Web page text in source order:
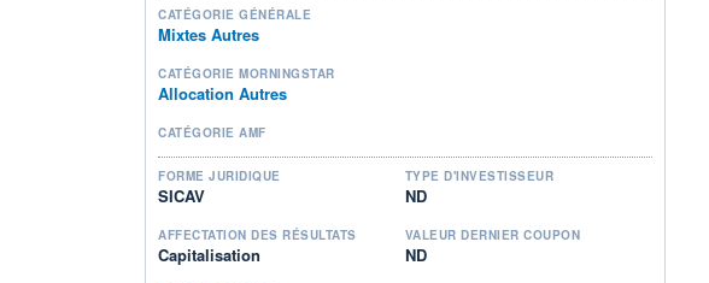
CATÉGORIE GÉNÉRALE
Mixtes Autres
CATÉGORIE MORNINGSTAR
Allocation Autres
CATÉGORIE AMF
FORME JURIDIQUE
SICAV
TYPE D'INVESTISSEUR
ND
AFFECTATION DES RÉSULTATS
Capitalisation
VALEUR DERNIER COUPON
ND